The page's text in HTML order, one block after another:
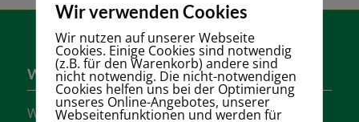
Wer sind wir?
Wir sind einer der größten Tennisvereine
Wir verwenden Cookies
Wir nutzen auf unserer Webseite
Cookies. Einige Cookies sind notwendig
(z.B. für den Warenkorb) andere sind
nicht notwendig. Die nicht-notwendigen
Cookies helfen uns bei der Optimierung
unseres Online-Angebotes, unserer
Webseitenfunktionen und werden für